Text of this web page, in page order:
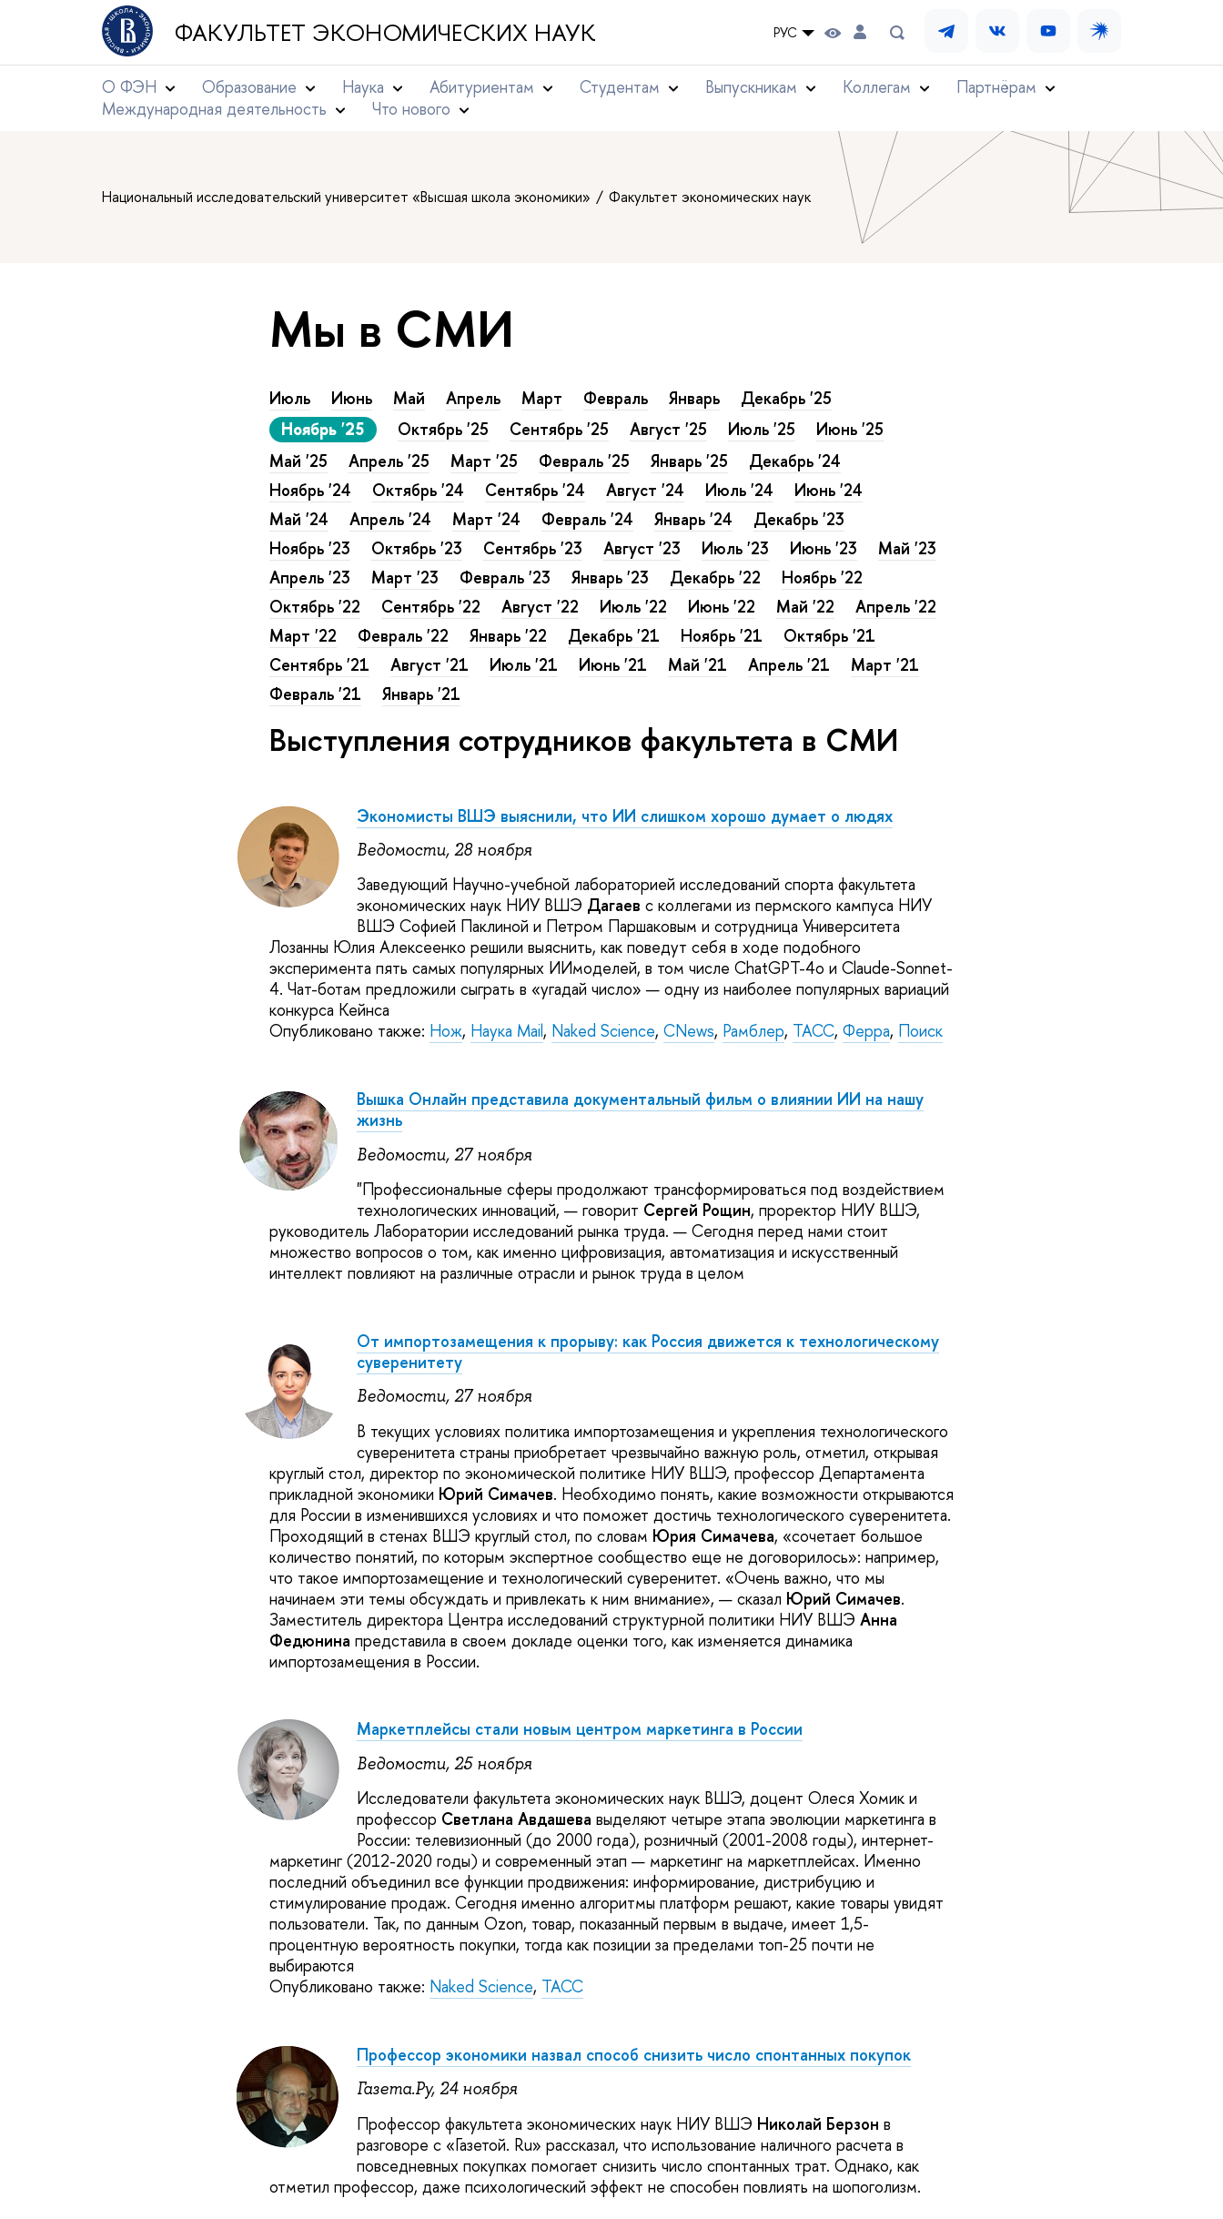
ФАКУЛЬТЕТ ЭКОНОМИЧЕСКИХ НАУК РУС
О ФЭН Образование Наука Абитуриентам Студентам Выпускникам Коллегам
Партнёрам
Международная деятельность
Что нового
Национальный исследовательский университет «Высшая школа экономики» Факультет экономических наук
Мы в СМИ
Июль Июнь Май Апрель Март Февраль Январь
Декабрь '25
Ноябрь '25
Октябрь '25 Сентябрь '25 Август '25 Июль '25
Июнь '25
Май '25
Апрель '25 Март '25 Февраль '25 Январь '25
Декабрь '24
Ноябрь '24
Октябрь '24 Сентябрь '24 Август '24 Июль '24
Июнь '24
Май '24
Апрель '24 Март '24 Февраль '24 Январь '24
Декабрь '23
Ноябрь '23
Октябрь '23 Сентябрь '23 Август '23 Июль '23 Июнь '23
Май '23
Апрель '23
Март '23 Февраль '23 Январь '23 Декабрь '22
Ноябрь '22
Октябрь '22
Сентябрь '22 Август '22 Июль '22 Июнь '22 Май '22
Апрель '22
Март '22
Февраль '22 Январь '22 Декабрь '21 Ноябрь '21
Октябрь '21
Сентябрь '21
Август '21 Июль '21 Июнь '21 Май '21 Апрель '21
Март '21
Февраль '21
Январь '21
Выступления сотрудников факультета в СМИ
Экономисты ВШЭ выяснили, что ИИ слишком хорошо думает о людях
Ведомости, 28 ноября
Заведующий Научно-учебной лабораторией исследований спорта факультета
экономических наук НИУ ВШЭ Дагаев с коллегами из пермского кампуса НИУ
ВШЭ Софией Паклиной и Петром Паршаковым и сотрудница Университета
Лозанны Юлия Алексеенко решили выяснить, как поведут себя в ходе подобного
эксперимента пять самых популярных ИИмоделей, в том числе ChatGPT-4o и Claude-Sonnet-
4. Чат-ботам предложили сыграть в «угадай число» — одну из наиболее популярных вариаций
конкурса Кейнса
Опубликовано также: Нож, Наука Mail, Naked Science, CNews, Рамблер, ТАСС, Ферра, Поиск
Вышка Онлайн представила документальный фильм о влиянии ИИ на нашу
жизнь
Ведомости, 27 ноября
"Профессиональные сферы продолжают трансформироваться под воздействием
технологических инноваций, — говорит Сергей Рощин, проректор НИУ ВШЭ,
руководитель Лаборатории исследований рынка труда. — Сегодня перед нами стоит
множество вопросов о том, как именно цифровизация, автоматизация и искусственный
интеллект повлияют на различные отрасли и рынок труда в целом
От импортозамещения к прорыву: как Россия движется к технологическому
суверенитету
Ведомости, 27 ноября
В текущих условиях политика импортозамещения и укрепления технологического
суверенитета страны приобретает чрезвычайно важную роль, отметил, открывая
круглый стол, директор по экономической политике НИУ ВШЭ, профессор Департамента
прикладной экономики Юрий Симачев. Необходимо понять, какие возможности открываются
для России в изменившихся условиях и что поможет достичь технологического суверенитета.
Проходящий в стенах ВШЭ круглый стол, по словам Юрия Симачева, «сочетает большое
количество понятий, по которым экспертное сообщество еще не договорилось»: например,
что такое импортозамещение и технологический суверенитет. «Очень важно, что мы
начинаем эти темы обсуждать и привлекать к ним внимание», — сказал Юрий Симачев.
Заместитель директора Центра исследований структурной политики НИУ ВШЭ Анна
Федюнина представила в своем докладе оценки того, как изменяется динамика
импортозамещения в России.
Маркетплейсы стали новым центром маркетинга в России
Ведомости, 25 ноября
Исследователи факультета экономических наук ВШЭ, доцент Олеся Хомик и
профессор Светлана Авдашева выделяют четыре этапа эволюции маркетинга в
России: телевизионный (до 2000 года), розничный (2001-2008 годы), интернет-
маркетинг (2012-2020 годы) и современный этап — маркетинг на маркетплейсах. Именно
последний объединил все функции продвижения: информирование, дистрибуцию и
стимулирование продаж. Сегодня именно алгоритмы платформ решают, какие товары увидят
пользователи. Так, по данным Ozon, товар, показанный первым в выдаче, имеет 1,5-
процентную вероятность покупки, тогда как позиции за пределами топ-25 почти не
выбираются
Опубликовано также: Naked Science, ТАСС
Профессор экономики назвал способ снизить число спонтанных покупок
Газета.Ру, 24 ноября
Профессор факультета экономических наук НИУ ВШЭ Николай Берзон в
разговоре с «Газетой. Ru» рассказал, что использование наличного расчета в
повседневных покупках помогает снизить число спонтанных трат. Однако, как
отметил профессор, даже психологический эффект не способен повлиять на шопоголизм.